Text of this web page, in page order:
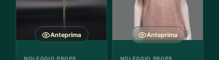
Anteprima
NOLEGGIO PROPS
Anteprima
NOLEGGIO PROPS